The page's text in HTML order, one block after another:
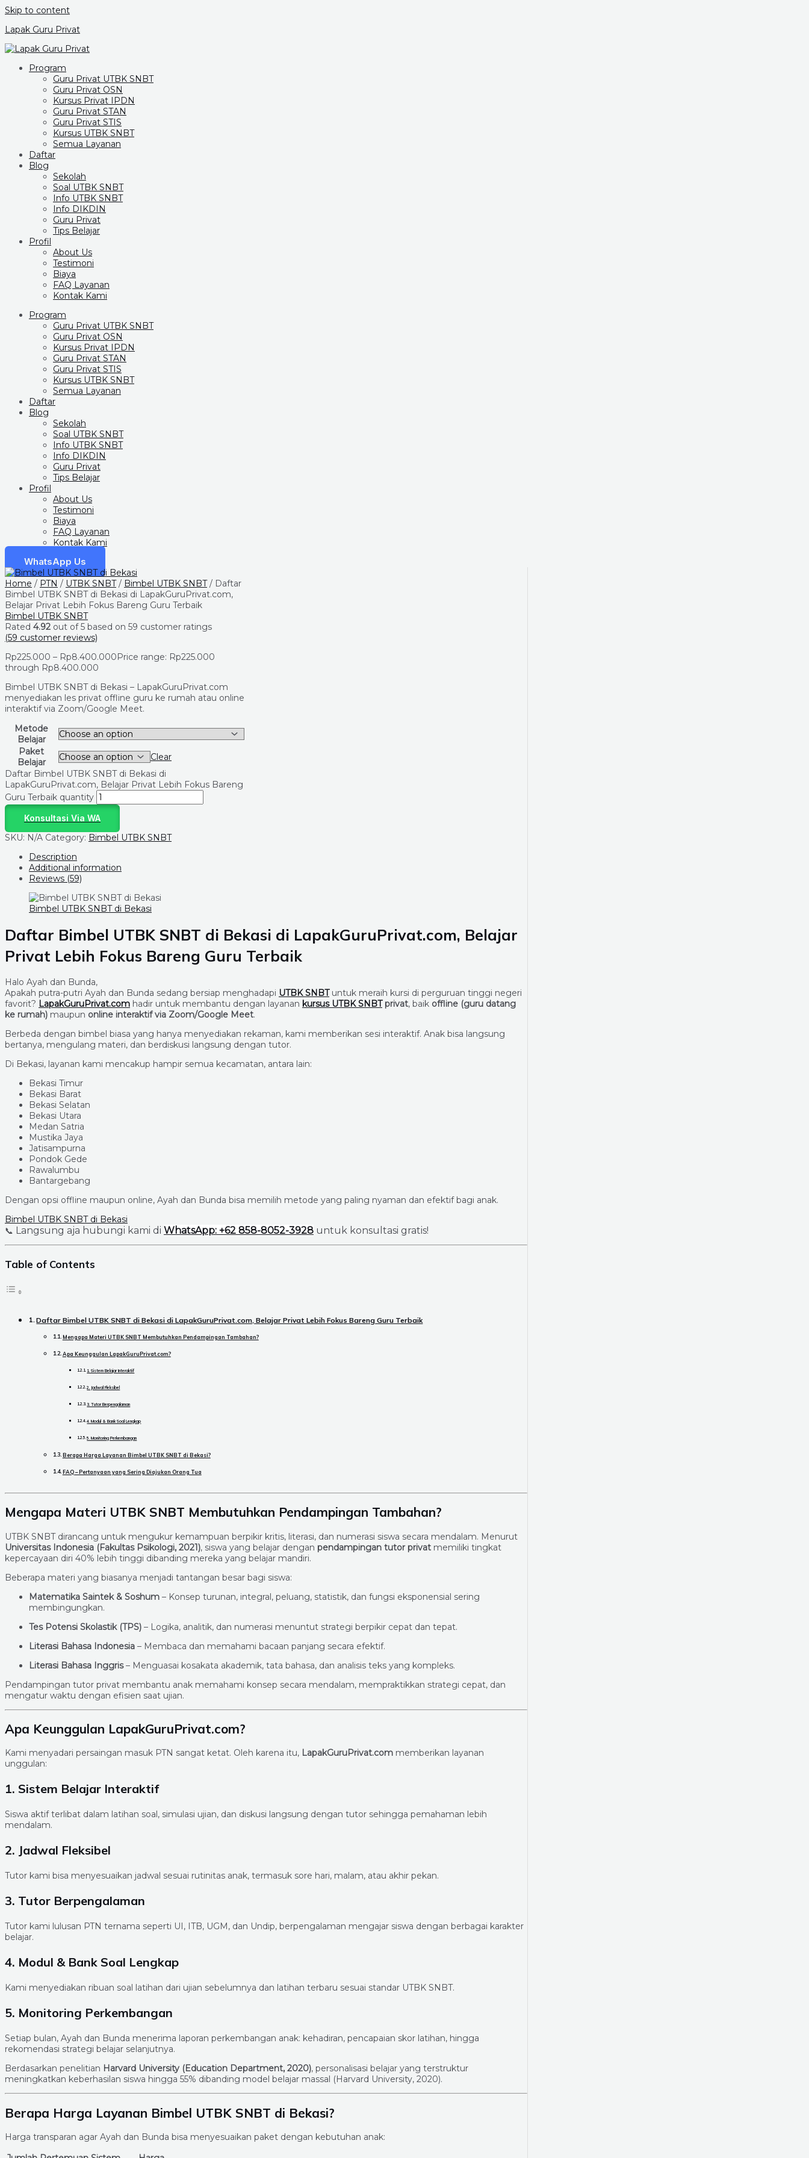
Skip to content
Lapak Guru Privat
Program
Guru Privat UTBK SNBT
Guru Privat OSN
Kursus Privat IPDN
Guru Privat STAN
Guru Privat STIS
Kursus UTBK SNBT
Semua Layanan
Daftar
Blog
Sekolah
Soal UTBK SNBT
Info UTBK SNBT
Info DIKDIN
Guru Privat
Tips Belajar
Profil
About Us
Testimoni
Biaya
FAQ Layanan
Kontak Kami
Program
Guru Privat UTBK SNBT
Guru Privat OSN
Kursus Privat IPDN
Guru Privat STAN
Guru Privat STIS
Kursus UTBK SNBT
Semua Layanan
Daftar
Blog
Sekolah
Soal UTBK SNBT
Info UTBK SNBT
Info DIKDIN
Guru Privat
Tips Belajar
Profil
About Us
Testimoni
Biaya
FAQ Layanan
Kontak Kami
WhatsApp Us
Home / PTN / UTBK SNBT/ Bimbel UTBK SNBT/ Daftar
Bimbel UTBK SNBT di Bekasi di LapakGuruPrivat.com,
Belajar Privat Lebih Fokus Bareng Guru Terbaik
Bimbel UTBK SNBT
Rated 4.92 out of 5 based on 59 customer ratings
(59 customer reviews)
Rp225.000 – Rp8.400.000Price range: Rp225.000
through Rp8.400.000
Bimbel UTBK SNBT di Bekasi – LapakGuruPrivat.com
menyediakan les privat offline guru ke rumah atau online
interaktif via Zoom/Google Meet.
Metode
Belajar
Paket
Belajar
Clear
Daftar Bimbel UTBK SNBT di Bekasi di
LapakGuruPrivat.com, Belajar Privat Lebih Fokus Bareng
Guru Terbaik quantity
Konsultasi Via WA
SKU: N/A Category: Bimbel UTBK SNBT
Description
Additional information
Reviews (59)
Bimbel UTBK SNBT di Bekasi
Daftar Bimbel UTBK SNBT di Bekasi di LapakGuruPrivat.com, Belajar
Privat Lebih Fokus Bareng Guru Terbaik
Halo Ayah dan Bunda,
Apakah putra-putri Ayah dan Bunda sedang bersiap menghadapi UTBK SNBTuntuk meraih kursi di perguruan tinggi negeri
favorit? LapakGuruPrivat.com hadir untuk membantu dengan layanan kursus UTBK SNBTprivat, baik offline (guru datang
ke rumah) maupun online interaktif via Zoom/Google Meet.
Berbeda dengan bimbel biasa yang hanya menyediakan rekaman, kami memberikan sesi interaktif. Anak bisa langsung
bertanya, mengulang materi, dan berdiskusi langsung dengan tutor.
Di Bekasi, layanan kami mencakup hampir semua kecamatan, antara lain:
Bekasi Timur
Bekasi Barat
Bekasi Selatan
Bekasi Utara
Medan Satria
Mustika Jaya
Jatisampurna
Pondok Gede
Rawalumbu
Bantargebang
Dengan opsi offline maupun online, Ayah dan Bunda bisa memilih metode yang paling nyaman dan efektif bagi anak.
Bimbel UTBK SNBT di Bekasi
📞 Langsung aja hubungi kami di WhatsApp: +62 858-8052-3928 untuk konsultasi gratis!
Table of Contents
Daftar Bimbel UTBK SNBT di Bekasi di LapakGuruPrivat.com, Belajar Privat Lebih Fokus Bareng Guru Terbaik
Mengapa Materi UTBK SNBT Membutuhkan Pendampingan Tambahan?
Apa Keunggulan LapakGuruPrivat.com?
1. Sistem Belajar Interaktif
2. Jadwal Fleksibel
3. Tutor Berpengalaman
4. Modul & Bank Soal Lengkap
5. Monitoring Perkembangan
Berapa Harga Layanan Bimbel UTBK SNBT di Bekasi?
FAQ – Pertanyaan yang Sering Diajukan Orang Tua
Mengapa Materi UTBK SNBT Membutuhkan Pendampingan Tambahan?
UTBK SNBT dirancang untuk mengukur kemampuan berpikir kritis, literasi, dan numerasi siswa secara mendalam. Menurut
Universitas Indonesia (Fakultas Psikologi, 2021), siswa yang belajar dengan pendampingan tutor privat memiliki tingkat
kepercayaan diri 40% lebih tinggi dibanding mereka yang belajar mandiri.
Beberapa materi yang biasanya menjadi tantangan besar bagi siswa:
Matematika Saintek & Soshum – Konsep turunan, integral, peluang, statistik, dan fungsi eksponensial sering
membingungkan.
Tes Potensi Skolastik (TPS) – Logika, analitik, dan numerasi menuntut strategi berpikir cepat dan tepat.
Literasi Bahasa Indonesia – Membaca dan memahami bacaan panjang secara efektif.
Literasi Bahasa Inggris– Menguasai kosakata akademik, tata bahasa, dan analisis teks yang kompleks.
Pendampingan tutor privat membantu anak memahami konsep secara mendalam, mempraktikkan strategi cepat, dan
mengatur waktu dengan efisien saat ujian.
Apa Keunggulan LapakGuruPrivat.com?
Kami menyadari persaingan masuk PTN sangat ketat. Oleh karena itu, LapakGuruPrivat.com memberikan layanan
unggulan:
1. Sistem Belajar Interaktif
Siswa aktif terlibat dalam latihan soal, simulasi ujian, dan diskusi langsung dengan tutor sehingga pemahaman lebih
mendalam.
2. Jadwal Fleksibel
Tutor kami bisa menyesuaikan jadwal sesuai rutinitas anak, termasuk sore hari, malam, atau akhir pekan.
3. Tutor Berpengalaman
Tutor kami lulusan PTN ternama seperti UI, ITB, UGM, dan Undip, berpengalaman mengajar siswa dengan berbagai karakter
belajar.
4. Modul & Bank Soal Lengkap
Kami menyediakan ribuan soal latihan dari ujian sebelumnya dan latihan terbaru sesuai standar UTBK SNBT.
5. Monitoring Perkembangan
Setiap bulan, Ayah dan Bunda menerima laporan perkembangan anak: kehadiran, pencapaian skor latihan, hingga
rekomendasi strategi belajar selanjutnya.
Berdasarkan penelitian Harvard University (Education Department, 2020), personalisasi belajar yang terstruktur
meningkatkan keberhasilan siswa hingga 55% dibanding model belajar massal (Harvard University, 2020).
Berapa Harga Layanan Bimbel UTBK SNBT di Bekasi?
Harga transparan agar Ayah dan Bunda bisa menyesuaikan paket dengan kebutuhan anak: